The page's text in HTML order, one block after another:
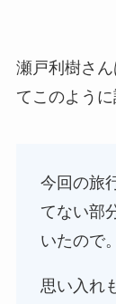
瀬戸利樹さ
てこのように
今回の旅
てない部
いたので。
思い入れ